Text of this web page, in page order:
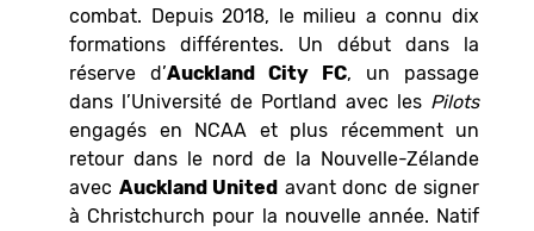
combat. Depuis 2018, le milieu a connu dix
formations différentes. Un début dans la
réserve d’Auckland City FC, un passage
dans l’Université de Portland avec les Pilots
engagés en NCAA et plus récemment un
retour dans le nord de la Nouvelle-Zélande
avec Auckland United avant donc de signer
à Christchurch pour la nouvelle année. Natif